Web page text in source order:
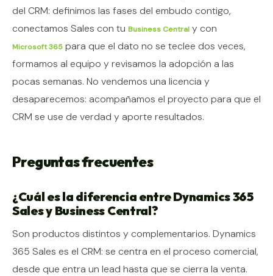
del CRM: definimos las fases del embudo contigo,
conectamos Sales con tu Business Central y con
Microsoft 365 para que el dato no se teclee dos veces,
formamos al equipo y revisamos la adopción a las
pocas semanas. No vendemos una licencia y
desaparecemos: acompañamos el proyecto para que el
CRM se use de verdad y aporte resultados.
Preguntas frecuentes
¿Cuál es la diferencia entre Dynamics 365
Sales y Business Central?
Son productos distintos y complementarios. Dynamics
365 Sales es el CRM: se centra en el proceso comercial,
desde que entra un lead hasta que se cierra la venta.